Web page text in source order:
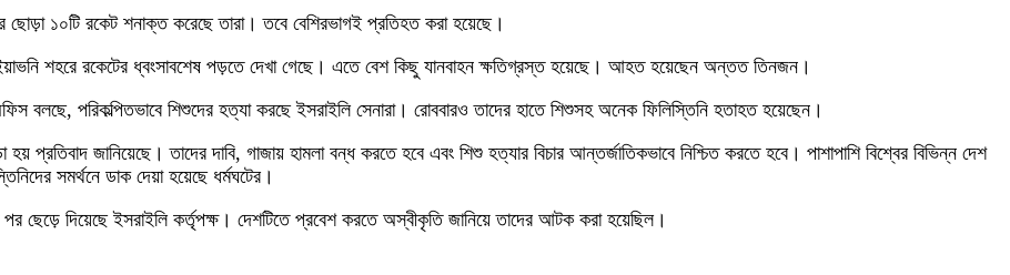
ছোড়া ১০টি রকেট শনাক্ত করেছে তারা। তবে বেশিরভাগই প্রতিহত করা হয়েছে।
শহরে রকেটের ধ্বংসাবশেষ পড়তে দেখা গেছে। এতে বেশ কিছু যানবাহন ক্ষতিগ্রস্ত হয়েছে। আহত হয়েছেন অন্তত তিনজন।
বলছে, পরিকল্পিতভাবে শিশুদের হত্যা করছে ইসরাইলি সেনারা। রোববারও তাদের হাতে শিশুসহ অনেক ফিলিস্তিনি হতাহত হয়েছেন।
প্রতিবাদ জানিয়েছে। তাদের দাবি, গাজায় হামলা বন্ধ করতে হবে এবং শিশু হত্যার বিচার আন্তর্জাতিকভাবে নিশ্চিত করতে হবে। পাশাপাশি বিশ্বের বিভিন্ন দেশ
সমর্থনে ডাক দেয়া হয়েছে ধর্মঘটের।
ছেড়ে দিয়েছে ইসরাইলি কর্তৃপক্ষ। দেশটিতে প্রবেশ করতে অস্বীকৃতি জানিয়ে তাদের আটক করা হয়েছিল।